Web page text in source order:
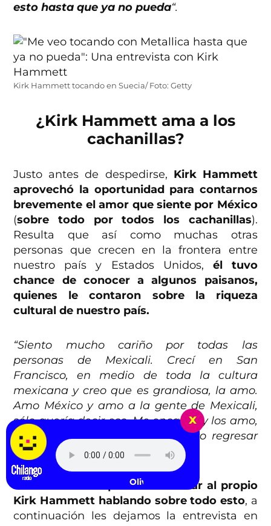
esto hasta que ya no pueda“.
Kirk Hammett tocando en Suecia/ Foto: Getty
¿Kirk Hammett ama a los
cachanillas?
Justo antes de despedirse, Kirk Hammett
aprovechó la oportunidad para contarnos
brevemente el amor que siente por México
(sobre todo por todos los cachanillas).
Resulta que así como muchas otras
personas que crecen en la frontera entre
nuestro país y Estados Unidos, él tuvo
chance de conocer a algunos paisanos,
quienes le contaron sobre la riqueza
cultural de nuestro país.
“Siento mucho cariño por todas las
personas de Mexicali. Crecí en San
Francisco, en medio de toda la cultura
mexicana y creo que es grandiosa, la amo.
Amo México y amo a la gente de Mexicali,
sólo quería decir eso. Me encanta y los amo,
amo la música también y espero regresar
pronto a su país”.
Pero si ustedes
quieren escuchar al propio
Kirk Hammett hablando sobre todo esto, a
continuación les dejamos la entrevista en
x
Olivia Rodrigo - drop dead